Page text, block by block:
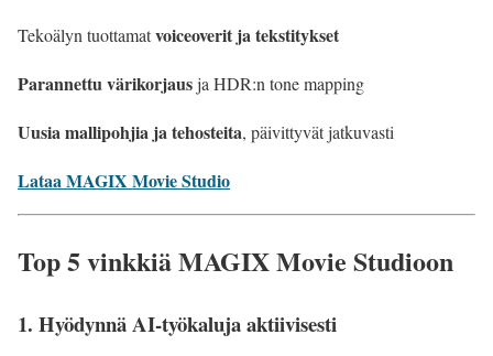
Tekoälyn tuottamatvoiceoverit ja tekstitykset
Parannettu värikorjausja HDR:n tone mapping
Uusia mallipohjia ja tehosteita, päivittyvät jatkuvasti
Lataa MAGIX Movie Studio
Top 5 vinkkiä MAGIX Movie Studioon
1. Hyödynnä AI-työkaluja aktiivisesti